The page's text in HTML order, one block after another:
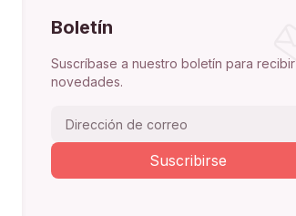
Boletín
Suscríbase a nuestro boletín para recibir
novedades.